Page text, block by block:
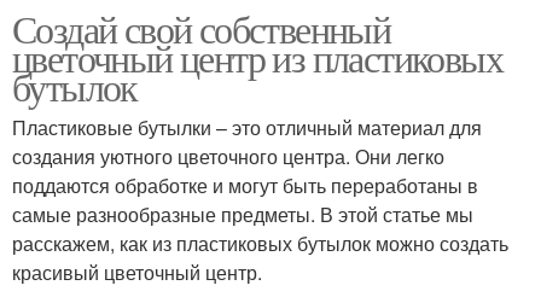
Создай свой собственный
цветочный центр из пластиковых
бутылок
Пластиковые бутылки – это отличный материал для
создания уютного цветочного центра. Они легко
поддаются обработке и могут быть переработаны в
самые разнообразные предметы. В этой статье мы
расскажем, как из пластиковых бутылок можно создать
красивый цветочный центр.